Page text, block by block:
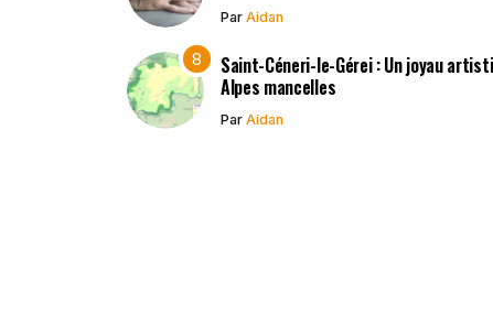
Par Aidan
Saint-Céneri-le-Gérei : Un joyau
Alpes mancelles
Par Aidan